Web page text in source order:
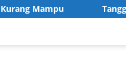
Dewan Andi Putra,